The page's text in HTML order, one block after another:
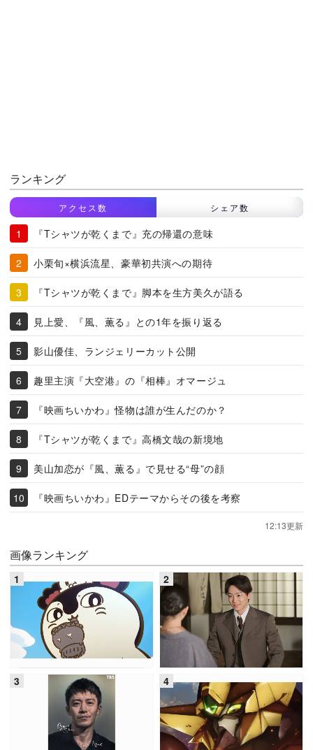
ランキング
アクセス数 シェア数
『Tシャツが乾くまで』充の帰還の意味
小栗旬×横浜流星、豪華初共演への期待
『Tシャツが乾くまで』脚本を生方美久が語る
見上愛、『風、薫る』との1年を振り返る
影山優佳、ランジェリーカット公開
趣里主演『大空港』の『相棒』オマージュ
『映画ちいかわ』怪物は誰が生んだのか？
『Tシャツが乾くまで』高橋文哉の新境地
美山加恋が『風、薫る』で見せる“母”の顔
『映画ちいかわ』EDテーマからその後を考察
12:13更新
画像ランキング